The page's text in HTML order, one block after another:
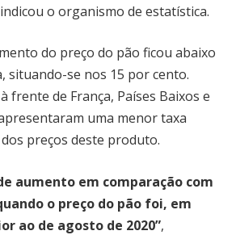
o organismo de estatística.
do preço do pão ficou abaixo
situando-se nos 15 por cento.
frente de França, Países Baixos e
uma menor taxa
preços deste produto.
aumento em comparação com
o preço do pão foi, em
ao de agosto de 2020”,